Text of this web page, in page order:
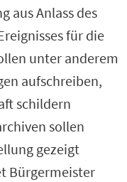
aus Anlass des
für die
unter anderem
aufschreiben,
schildern
sollen
gezeigt
Bürgermeister